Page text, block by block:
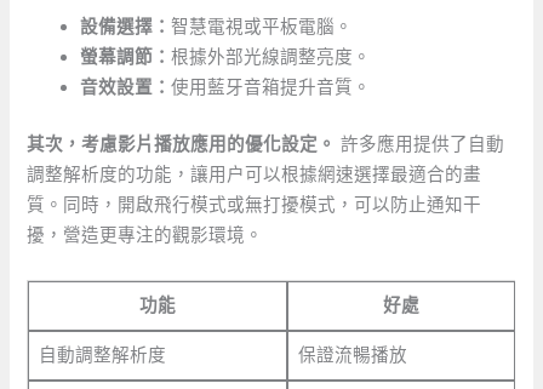
設備選擇：智慧電視或平板電腦。
螢幕調節：根據外部光線調整亮度。
音效設置：使用藍牙音箱提升音質。
其次，考慮影片播放應用的優化設定。 許多應用提供了自動
調整解析度的功能，讓用户可以根據網速選擇最適合的畫
質。同時，開啟飛行模式或無打擾模式，可以防止通知干
擾，營造更專注的觀影環境。
功能 好處
自動調整解析度 保證流暢播放